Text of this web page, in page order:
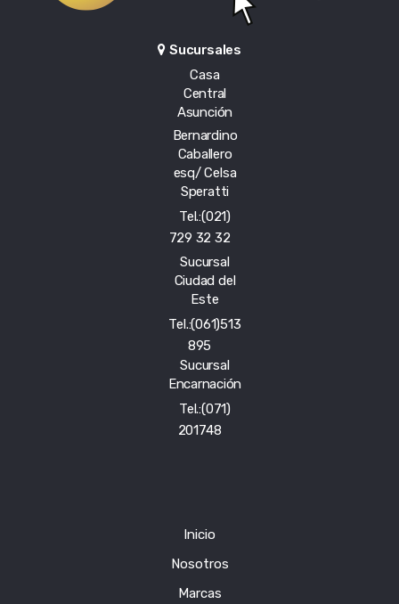
Sucursales
Casa
Central
Asunción
Bernardino
Caballero
esq/ Celsa
Speratti
Tel.:(021)
729 32 32
Sucursal
Ciudad del
Este
Tel.:(061)513
895
Sucursal
Encarnación
Tel.:(071)
201748
Inicio
Nosotros
Marcas